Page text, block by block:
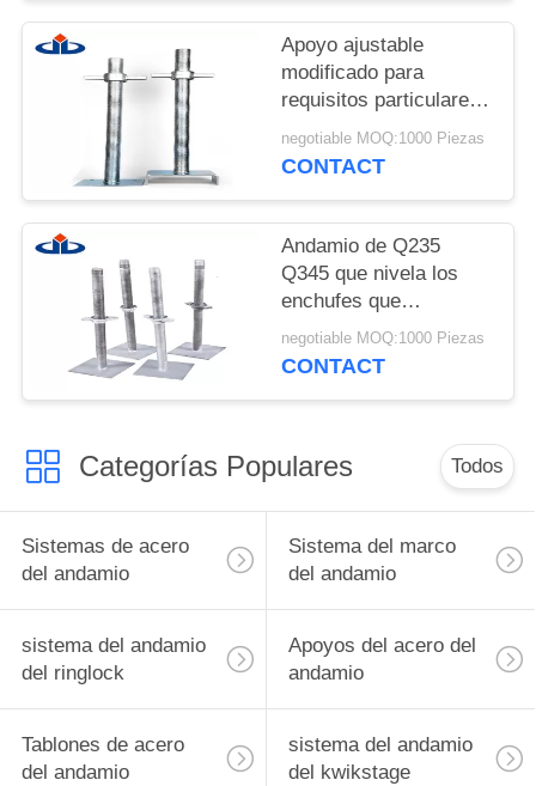
Apoyo ajustable
modificado para
requisitos particulares
Jack y hueco, andamio
de Jack de la base del
negotiable MOQ:1000 Piezas
CONTACT
Andamio de Q235
Q345 que nivela los
enchufes que
apuntalan la longitud de
Jack 1-4 M del apoyo
negotiable MOQ:1000 Piezas
CONTACT
Categorías Populares Todos
Sistemas de acero
del andamio
Sistema del marco
del andamio
sistema del andamio
del ringlock
Apoyos del acero del
andamio
Tablones de acero
del andamio
sistema del andamio
del kwikstage